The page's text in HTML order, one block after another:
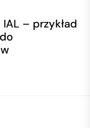
– przykład